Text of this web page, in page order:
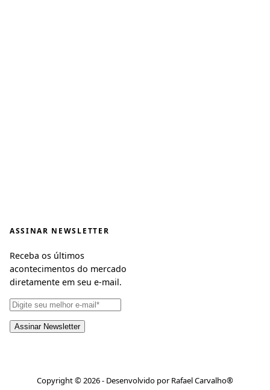
ASSINAR NEWSLETTER
Receba os últimos
acontecimentos do mercado
diretamente em seu e-mail.
Copyright © 2026 - Desenvolvido por Rafael Carvalho®